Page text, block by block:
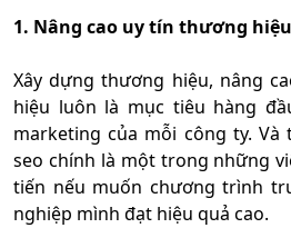
1. Nâng cao uy tín thương hiệu
Xây dựng thương hiệu, nâng
hiệu luôn là mục tiêu hàng
marketing của mỗi công ty. Và
seo chính là một trong những
tiến nếu muốn chương trình
nghiệp mình đạt hiệu quả cao.